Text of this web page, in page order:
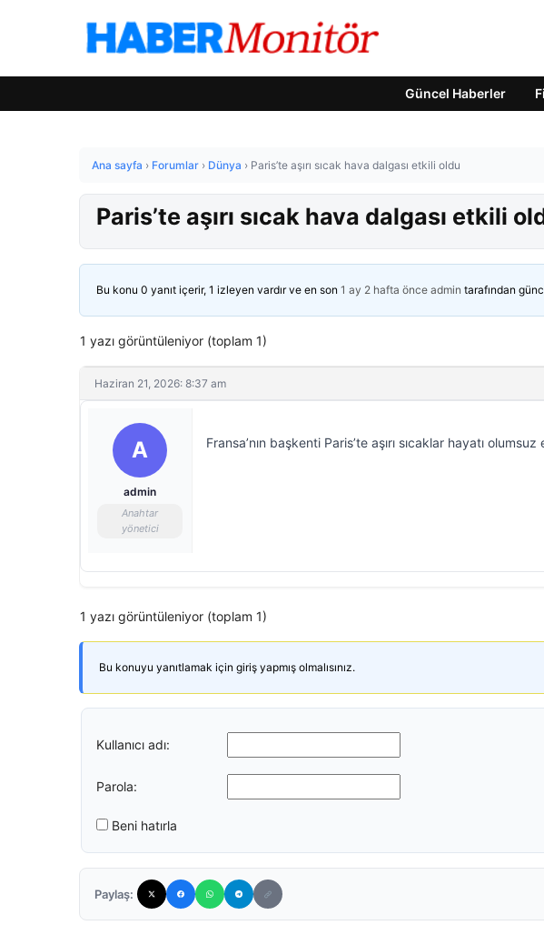
Güncel Haberler
Ana sayfa › Forumlar › Dünya › Paris’te aşırı sıcak hava dalgası etkili oldu
Paris’te aşırı sıcak hava dalgası etkili
Bu konu 0 yanıt içerir, 1 izleyen vardır ve en son 1 ay 2 hafta önce admin tarafından
1 yazı görüntüleniyor (toplam 1)
Haziran 21, 2026: 8:37 am
A
admin
Anahtar
yönetici
Fransa’nın başkenti Paris’te aşırı sıcaklar hayatı
1 yazı görüntüleniyor (toplam 1)
Bu konuyu yanıtlamak için giriş yapmış olmalısınız.
Kullanıcı adı:
Parola:
Beni hatırla
Paylaş: